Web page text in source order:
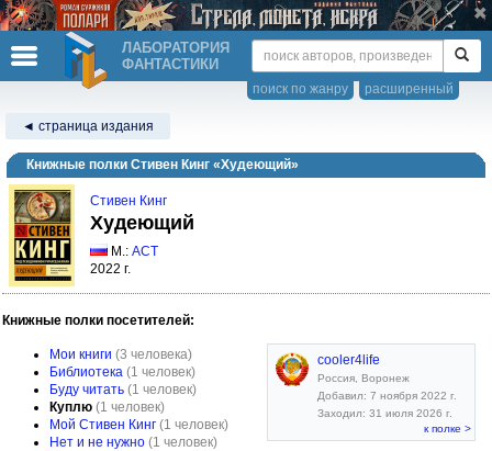
ЛАБОРАТОРИЯ
ФАНТАСТИКИ
расширенный
поиск по жанру
◄ страница издания
Книжные полки Стивен Кинг «Худеющий»
Стивен Кинг
Худеющий
М.: АСТ
2022 г.
Книжные полки посетителей:
Мои книги (3 человека)
Библиотека (1 человек)
Буду читать (1 человек)
Куплю (1 человек)
Мой Стивен Кинг (1 человек)
Нет и не нужно (1 человек)
cooler4life
Россия, Воронеж
Добавил: 7 ноября 2022 г.
Заходил: 31 июля 2026 г.
к полке >